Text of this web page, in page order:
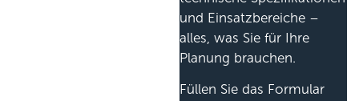
und Einsatzbereiche –
alles, was Sie für Ihre
Planung brauchen.
Füllen Sie das Formular